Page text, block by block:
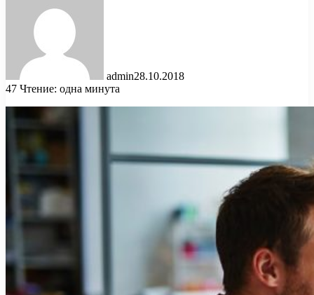
admin28.10.2018
47 Чтение: одна минута